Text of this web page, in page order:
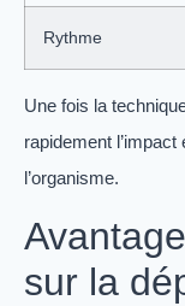
Rythme
Une fois la
rapidement
l’organisme.
sur la